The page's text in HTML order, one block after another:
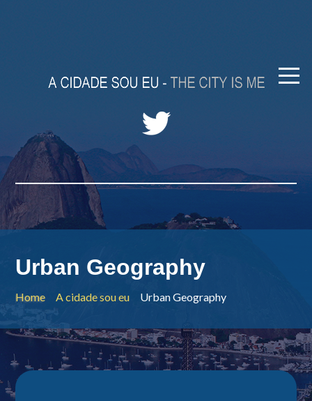
Urban Geography
Home A cidade sou eu Urban Geography